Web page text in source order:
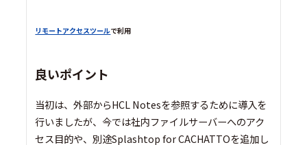
リモートアクセスツールで利用
良いポイント
当初は、外部からHCL Notesを参照するために導入を
行いましたが、今では社内ファイルサーバーへのアク
セス目的や、別途Splashtop for CACHATTOを追加し